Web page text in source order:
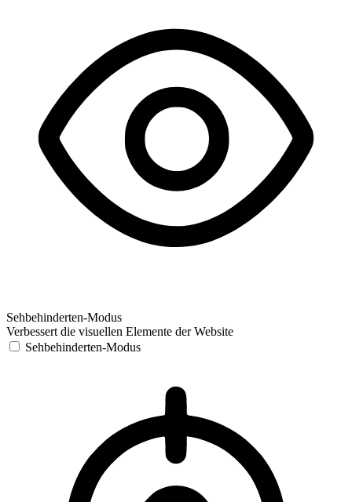
Sehbehinderten-Modus
Verbessert die visuellen Elemente der Website
Sehbehinderten-Modus